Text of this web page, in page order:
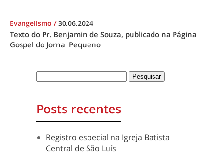
Evangelismo /30.06.2024
Texto do Pr. Benjamin de Souza, publicado na Página
Gospel do Jornal Pequeno
Posts recentes
Registro especial na Igreja Batista
Central de São Luís